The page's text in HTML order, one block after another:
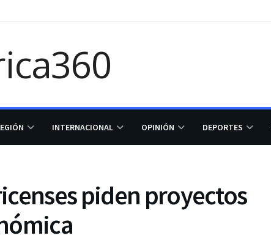
INTERNACIONAL OPINIÓN DEPORTES
piden proyectos